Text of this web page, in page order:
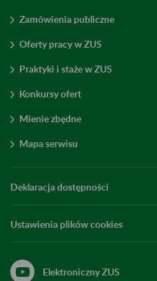
Zamówienia publiczne
Oferty pracy w ZUS
Praktyki i staże w ZUS
Konkursy ofert
Mienie zbędne
Mapa serwisu
Deklaracja dostępności
Ustawienia plików cookies
Elektroniczny ZUS